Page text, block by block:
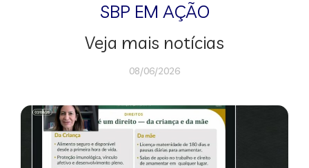
SBP EM AÇÃO
Veja mais notícias
08/06/2026